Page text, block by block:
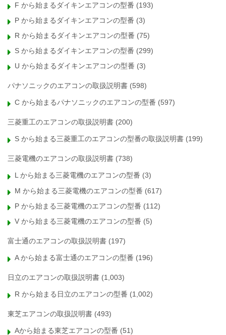
F から始まるダイキンエアコンの型番 (193)
P から始まるダイキンエアコンの型番 (3)
R から始まるダイキンエアコンの型番 (75)
S から始まるダイキンエアコンの型番 (299)
U から始まるダイキンエアコンの型番 (3)
パナソニックのエアコンの取扱説明書 (598)
C から始まるパナソニックのエアコンの型番 (597)
三菱重工のエアコンの取扱説明書 (200)
S から始まる三菱重工のエアコンの型番の取扱説明書 (199)
三菱電機のエアコンの取扱説明書 (738)
L から始まる三菱電機のエアコンの型番 (3)
M から始まる三菱電機のエアコンの型番 (617)
P から始まる三菱電機のエアコンの型番 (112)
V から始まる三菱電機のエアコンの型番 (5)
富士通のエアコンの取扱説明書 (197)
A から始まる富士通のエアコンの型番 (196)
日立のエアコンの取扱説明書 (1,003)
R から始まる日立のエアコンの型番 (1,002)
東芝エアコンの取扱説明書 (493)
Aから始まる東芝エアコンの型番 (51)